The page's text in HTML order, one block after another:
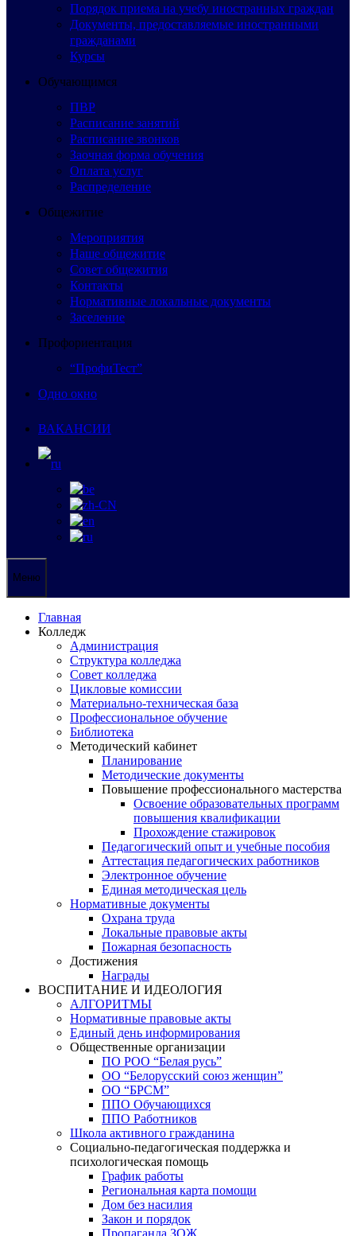
Порядок приема на учебу иностранных граждан
Документы, предоставляемые иностранными
гражданами
Курсы
Обучающимся
ПВР
Расписание занятий
Расписание звонков
Заочная форма обучения
Оплата услуг
Распределение
Общежитие
Мероприятия
Наше общежитие
Совет общежития
Контакты
Нормативные локальные документы
Заселение
Профориентация
“ПрофиТест”
Одно окно
ВАКАНСИИ
Меню
Главная
Колледж
Администрация
Структура колледжа
Совет колледжа
Цикловые комиссии
Материально-техническая база
Профессиональное обучение
Библиотека
Методический кабинет
Планирование
Методические документы
Повышение профессионального мастерства
Освоение образовательных программ
повышения квалификации
Прохождение стажировок
Педагогический опыт и учебные пособия
Аттестация педагогических работников
Электронное обучение
Единая методическая цель
Нормативные документы
Охрана труда
Локальные правовые акты
Пожарная безопасность
Достижения
Награды
ВОСПИТАНИЕ И ИДЕОЛОГИЯ
АЛГОРИТМЫ
Нормативные правовые акты
Единый день информирования
Общественные организации
ПО РОО “Белая русь”
ОО “Белорусский союз женщин”
ОО “БРСМ”
ППО Обучающихся
ППО Работников
Школа активного гражданина
Социально-педагогическая поддержка и
психологическая помощь
График работы
Региональная карта помощи
Дом без насилия
Закон и порядок
Пропаганда ЗОЖ